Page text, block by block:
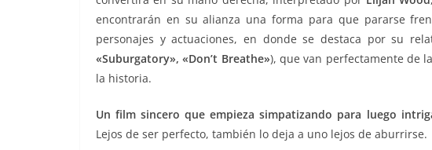
encontrarán en su alianza una forma para que pararse
personajes y actuaciones, en donde se destaca por su
«Suburgatory», «Don’t Breathe»), que van perfectamente de
la historia.
Un film sincero que empieza simpatizando para luego
Lejos de ser perfecto, también lo deja a uno lejos de aburrirse.